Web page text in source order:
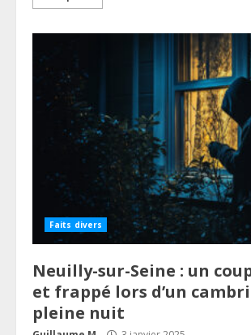
Faits divers
Neuilly-sur-Seine : un
et frappé lors d’un
pleine nuit